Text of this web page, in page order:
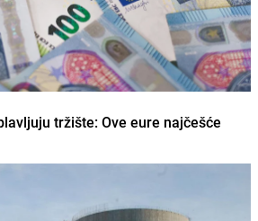
tržište: Ove eure najčešće